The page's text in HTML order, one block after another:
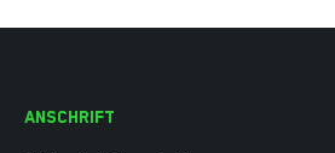
ANSCHRIFT